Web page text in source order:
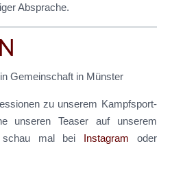
Absprache.
zu unserem Kampfsport-
unseren Teaser auf unserem
mal bei Instagram oder